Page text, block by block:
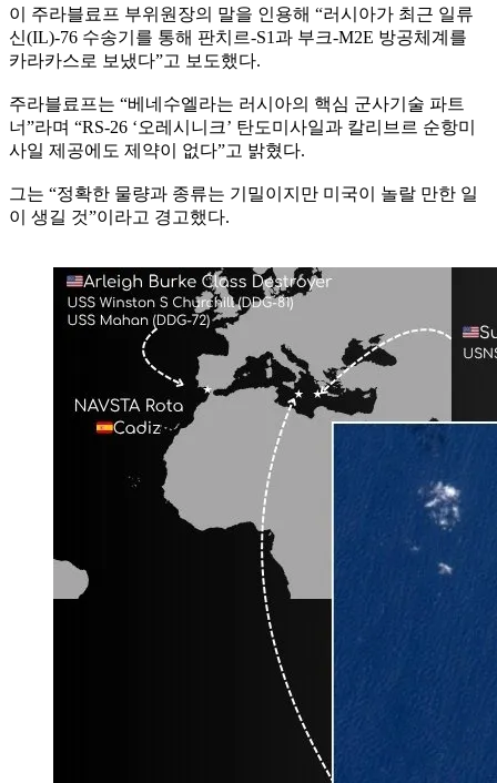
이 주라블료프 부위원장의 말을 인용해 “러시아가 최근 일류
신(IL)-76 수송기를 통해 판치르-S1과 부크-M2E 방공체계를
카라카스로 보냈다”고 보도했다.
주라블료프는 “베네수엘라는 러시아의 핵심 군사기술 파트
너”라며 “RS-26 ‘오레시니크’ 탄도미사일과 칼리브르 순항미
사일 제공에도 제약이 없다”고 밝혔다.
그는 “정확한 물량과 종류는 기밀이지만 미국이 놀랄 만한 일
이 생길 것”이라고 경고했다.